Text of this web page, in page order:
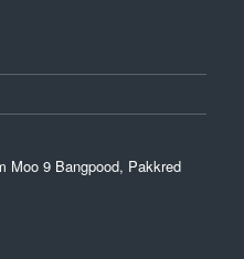
Moo 9 Bangpood, Pakkred